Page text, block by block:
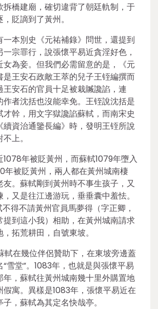
拆橋建廟，確切違背了朝廷軌制，于
貶謫到了黃州。
一本別史《元祐補錄》問世，還提到
宗罪行，說張懷平易近貪淫好色，
女為妾。但我們必需留意的是，《元
是王安石政敵王萃的兒子王铚編撰而
王安石的官員十足被栽贓讒諂，連
作者沈括也沒能幸免。王铚說沈括是
才幹，用文字獄讒諂蘇軾，而南宋史
續資治通鑒長編》時，發明王铚所說
上。
1078年被貶黃州，而蘇軾1079年墮入
年被貶黃州，兩人都在黃州城南棲
友。蘇軾剛到黃州時不事生孩子，又
又是往江邊游玩，垂垂囊中羞怯。
不得不請黃州官員馬夢得（字正卿，
提到這小我）相助，在黃州城南請求
拓荒耕田，自號東坡。
軾在幾位伴侶贊助下，在東坡旁邊蓋
雪堂”。1083年，也就是與張懷平易
年，蘇軾往黃州城南幾十里外購置地
假寓。異樣是1083年，張懷平易近在
，蘇軾為其定名快哉亭。